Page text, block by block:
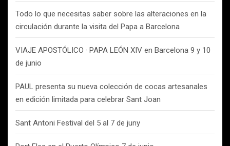
Todo lo que necesitas saber sobre las alteraciones en la
circulación durante la visita del Papa a Barcelona
VIAJE APOSTÓLICO · PAPA LEÓN XIV en Barcelona 9 y 10
de junio
PAUL presenta su nueva colección de cocas artesanales
en edición limitada para celebrar Sant Joan
Sant Antoni Festival del 5 al 7 de juny